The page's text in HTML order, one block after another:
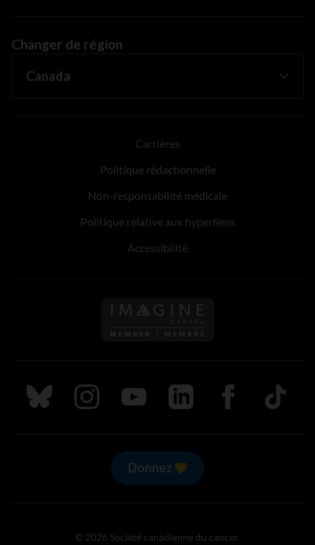
Changer de région
Carrières
Politique rédactionnelle
Non-responsabilité médicale
Politique relative aux hyperliens
Accessibilité
Suivez nous sur Bluesky
Suivez nous sur Instagram
Suivez nous sur Youtube
Suivez nous sur LinkedIn
Suivez nous sur
TikTok
Donnez
© 2026 Société canadienne du cancer.